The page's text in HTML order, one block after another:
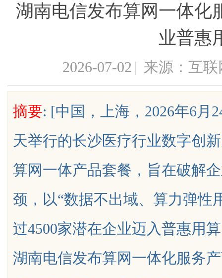
uz
湖南电信发布算网一体化
业普惠
2026-07-02 | 来源：互联
摘要: [中国，上海，2026年6月
天举行的长沙医疗行业数字创
算网一体产品套餐，旨在破解
颈，以“数据不出域、算力弹性
过4500家潜在企业迈入普惠用
湖南电信发布算网一体化服务